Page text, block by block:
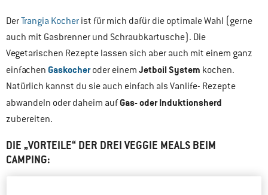
DerTrangia Kocher ist für mich dafür die optimale Wahl (gerne
auch mit Gasbrenner und Schraubkartusche). Die
Vegetarischen Rezepte lassen sich aber auch mit einem ganz
einfachen Gaskocher oder einem Jetboil System kochen.
Natürlich kannst du sie auch einfach als Vanlife- Rezepte
abwandeln oder daheim aufGas- oder Induktionsherd
zubereiten.
DIE „VORTEILE“ DER DREI VEGGIE MEALS BEIM
CAMPING: